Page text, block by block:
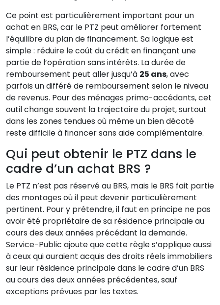
Ce point est particulièrement important pour un
achat en BRS, car le PTZ peut améliorer fortement
l’équilibre du plan de financement. Sa logique est
simple : réduire le coût du crédit en finançant une
partie de l’opération sans intérêts. La durée de
remboursement peut aller jusqu’à 25 ans, avec
parfois un différé de remboursement selon le niveau
de revenus. Pour des ménages primo-accédants, cet
outil change souvent la trajectoire du projet, surtout
dans les zones tendues où même un bien décoté
reste difficile à financer sans aide complémentaire.
Qui peut obtenir le PTZ dans le
cadre d’un achat BRS ?
Le PTZ n’est pas réservé au BRS, mais le BRS fait partie
des montages où il peut devenir particulièrement
pertinent. Pour y prétendre, il faut en principe ne pas
avoir été propriétaire de sa résidence principale au
cours des deux années précédant la demande.
Service-Public ajoute que cette règle s’applique aussi
à ceux qui auraient acquis des droits réels immobiliers
sur leur résidence principale dans le cadre d’un BRS
au cours des deux années précédentes, sauf
exceptions prévues par les textes.